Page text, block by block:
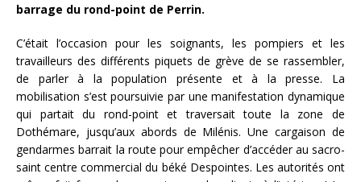
barrage du rond-point de Perrin.
C’était l’occasion pour les soignants, les pompiers et les
travailleurs des différents piquets de grève de se rassembler,
de parler à la population présente et à la presse. La
mobilisation s’est poursuivie par une manifestation dynamique
qui partait du rond-point et traversait toute la zone de
Dothémare, jusqu’aux abords de Milénis. Une cargaison de
gendarmes barrait la route pour empêcher d’accéder au sacro-
saint centre commercial du béké Despointes. Les autorités ont